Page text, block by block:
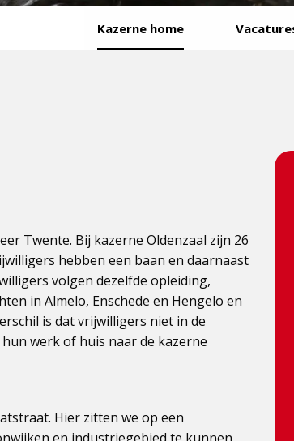
Kazerne home
Twente. Bij kazerne Oldenzaal zijn 26
hebben een baan en daarnaast
volgen dezelfde opleiding,
in Almelo, Enschede en Hengelo en
is dat vrijwilligers niet in de
werk of huis naar de kazerne
Hier zitten we op een